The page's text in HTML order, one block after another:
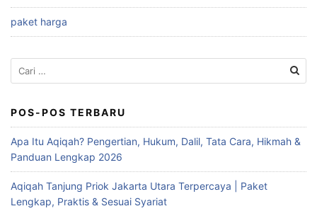
paket harga
Cari
untuk:
POS-POS TERBARU
Apa Itu Aqiqah? Pengertian, Hukum, Dalil, Tata Cara, Hikmah &
Panduan Lengkap 2026
Aqiqah Tanjung Priok Jakarta Utara Terpercaya | Paket
Lengkap, Praktis & Sesuai Syariat